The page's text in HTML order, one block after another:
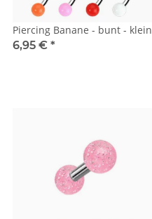
Piercing Banane - bunt - klein
6,95 € *